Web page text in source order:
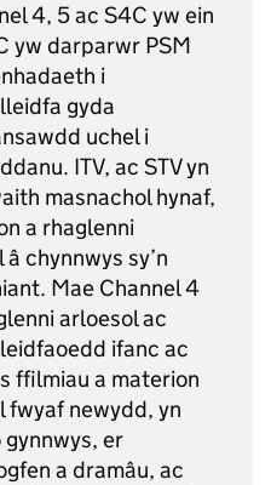
4, 5 ac S4C yw ein
yw darparwr PSM
i
gyda
uchel i
ITV, ac STV yn
masnachol hynaf,
a rhaglenni
chynnwys sy’n
Mae Channel 4
arloesol ac
ifanc ac
ffilmiau a materion
fwyaf newydd, yn
er
a dramâu, ac